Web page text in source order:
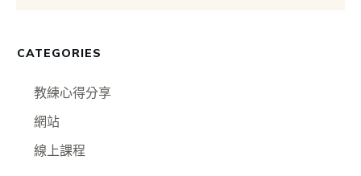
CATEGORIES
教練心得分享
網站
線上課程